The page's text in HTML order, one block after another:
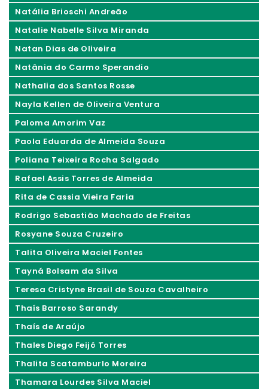
Natália Brioschi Andreão
Natalie Nabelle Silva Miranda
Natan Dias de Oliveira
Natânia do Carmo Sperandio
Nathalia dos Santos Rosse
Nayla Kellen de Oliveira Ventura
Paloma Amorim Vaz
Paola Eduarda de Almeida Souza
Poliana Teixeira Rocha Salgado
Rafael Assis Torres de Almeida
Rita de Cassia Vieira Faria
Rodrigo Sebastião Machado de Freitas
Rosyane Souza Cruzeiro
Talita Oliveira Maciel Fontes
Tayná Bolsam da Silva
Teresa Cristyne Brasil de Souza Cavalheiro
Thaís Barroso Sarandy
Thaís de Araújo
Thales Diego Feijó Torres
Thalita Scatamburlo Moreira
Thamara Lourdes Silva Maciel